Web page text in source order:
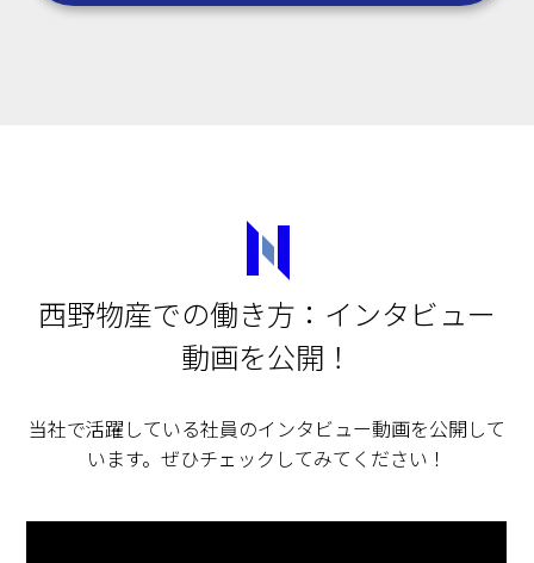
西野物産での働き方：インタビュー
動画を公開！
当社で活躍している社員のインタビュー動画を公開して
います。ぜひチェックしてみてください！